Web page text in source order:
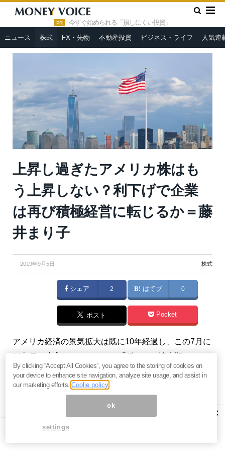
PR 今すぐ始められる「損しにくい投資」
ニュース 株式 FX・先物 不動産投資 ビジネス・ライフ 人気連
HOME » 株式 »
上昇し過ぎたアメリカ株はもう上昇しない？利
下げで企業は再び積極経営に転じるか＝藤井まり子
上昇し過ぎたアメリカ株はも
う上昇しない？利下げで企業
は再び積極経営に転じるか＝藤
井まり子
2019年9月5日 株式
シェア 2 はてブ 0
ポスト Pocket
アメリカ経済の景気拡大は既に10年経過し、この7月に
11年目に突入しました。この「穏やかな拡大期」はい
つ後退し始めるのか、いつまで続くのでしょうか？
（『藤井まり子の資産形成プレミアム・レポート
×
By clicking “Accept All Cookies”, you agree to the storing of cookies on
your device to enhance site navigation, analyze site usage, and assist in
our marketing efforts.Coolie policy
ok
settings